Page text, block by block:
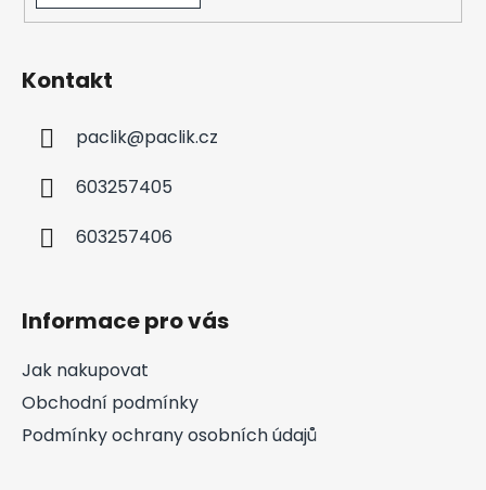
Kontakt
paclik@paclik.cz
603257405
603257406
Informace pro vás
Jak nakupovat
Obchodní podmínky
Podmínky ochrany osobních údajů